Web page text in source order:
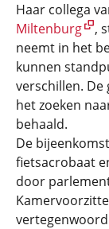
Haar collega
Miltenburg
,
neemt in het
kunnen
verschillen.
het zoeken
behaald.
De
fietsacrobaat
door